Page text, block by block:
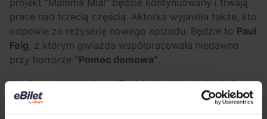
prace nad trzecią częścią. Aktorka wyjawiła także, kto
odpowie za reżyserię nowego epizodu. Będzie to Paul
Feig , z którym gwiazda współpracowała niedawno
przy horrorze “Pomoc domowa”.
Niedługo później słowa Seyfried potwierdziłaJudy
Craymer
– producentka filmowego cyklu –
wyjawiając, że scenariusz do kolejnej odsłony